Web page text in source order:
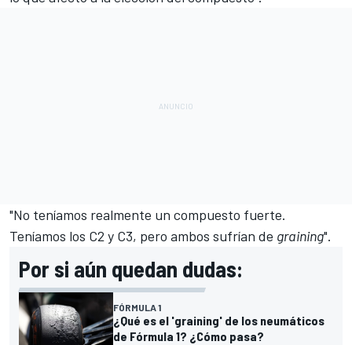
"No teníamos realmente un compuesto fuerte.
Teníamos los C2 y C3, pero ambos sufrían de graining".
Por si aún quedan dudas:
FÓRMULA 1
¿Qué es el 'graining' de los neumáticos
de Fórmula 1? ¿Cómo pasa?